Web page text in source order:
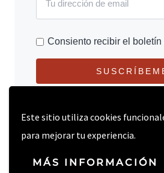
Este sitio utiliza cookies
para mejorar tu experiencia.
MÁS INFORMACIÓN
Consiento recibir el boletín